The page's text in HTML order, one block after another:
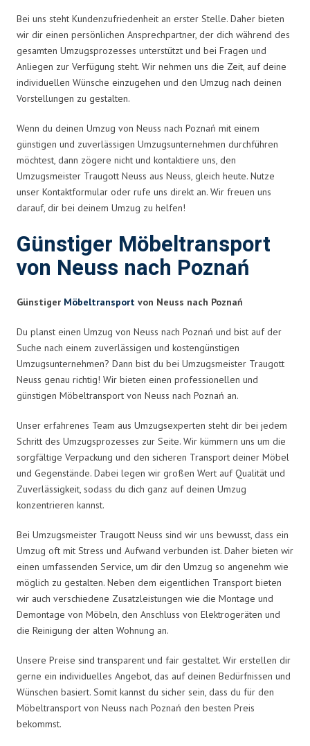
Bei uns steht Kundenzufriedenheit an erster Stelle. Daher bieten
wir dir einen persönlichen Ansprechpartner, der dich während des
gesamten Umzugsprozesses unterstützt und bei Fragen und
Anliegen zur Verfügung steht. Wir nehmen uns die Zeit, auf deine
individuellen Wünsche einzugehen und den Umzug nach deinen
Vorstellungen zu gestalten.
Wenn du deinen Umzug von Neuss nach Poznań mit einem
günstigen und zuverlässigen Umzugsunternehmen durchführen
möchtest, dann zögere nicht und kontaktiere uns, den
Umzugsmeister Traugott Neuss aus Neuss, gleich heute. Nutze
unser Kontaktformular oder rufe uns direkt an. Wir freuen uns
darauf, dir bei deinem Umzug zu helfen!
Günstiger Möbeltransport
von Neuss nach Poznań
Günstiger Möbeltransport von Neuss nach Poznań
Du planst einen Umzug von Neuss nach Poznań und bist auf der
Suche nach einem zuverlässigen und kostengünstigen
Umzugsunternehmen? Dann bist du bei Umzugsmeister Traugott
Neuss genau richtig! Wir bieten einen professionellen und
günstigen Möbeltransport von Neuss nach Poznań an.
Unser erfahrenes Team aus Umzugsexperten steht dir bei jedem
Schritt des Umzugsprozesses zur Seite. Wir kümmern uns um die
sorgfältige Verpackung und den sicheren Transport deiner Möbel
und Gegenstände. Dabei legen wir großen Wert auf Qualität und
Zuverlässigkeit, sodass du dich ganz auf deinen Umzug
konzentrieren kannst.
Bei Umzugsmeister Traugott Neuss sind wir uns bewusst, dass ein
Umzug oft mit Stress und Aufwand verbunden ist. Daher bieten wir
einen umfassenden Service, um dir den Umzug so angenehm wie
möglich zu gestalten. Neben dem eigentlichen Transport bieten
wir auch verschiedene Zusatzleistungen wie die Montage und
Demontage von Möbeln, den Anschluss von Elektrogeräten und
die Reinigung der alten Wohnung an.
Unsere Preise sind transparent und fair gestaltet. Wir erstellen dir
gerne ein individuelles Angebot, das auf deinen Bedürfnissen und
Wünschen basiert. Somit kannst du sicher sein, dass du für den
Möbeltransport von Neuss nach Poznań den besten Preis
bekommst.